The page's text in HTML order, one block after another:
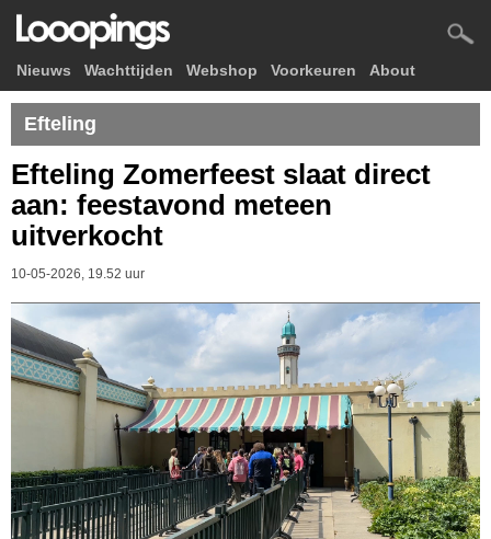
Nieuws Wachttijden Webshop Voorkeuren About
Efteling
Efteling Zomerfeest slaat direct
aan: feestavond meteen
uitverkocht
10-05-2026, 19.52 uur